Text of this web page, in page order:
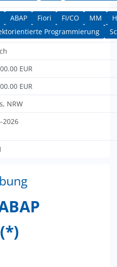
ABAP Fiori FI/CO MM
Programmierung
EUR
EUR
NRW
2026